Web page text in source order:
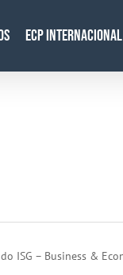
ECP Internacional
ISG – Business &